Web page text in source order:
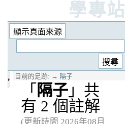
學專站
目前的足跡: → 隔子
「 隔子 」共
有 2 個註解
(更新時間 2026年08月